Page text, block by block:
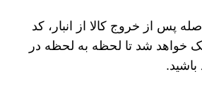
پس از خروج کالا از انبار، کد
خواهد شد تا لحظه به لحظه در